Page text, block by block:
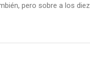
pero sobre a los diez